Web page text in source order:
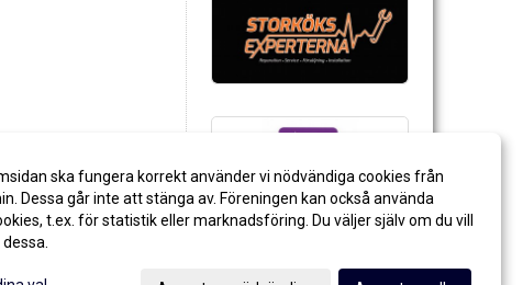
ska fungera korrekt använder vi nödvändiga cookies från
Dessa går inte att stänga av. Föreningen kan också använda
t.ex. för statistik eller marknadsföring. Du väljer själv om du vill